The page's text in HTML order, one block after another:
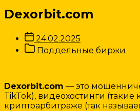
Dexorbit.com
Дата
записи
24.02.2025
Категории
Записи
Поддельные биржи
Dexorbit.com — это
TikTok), видеохостинги
криптоарбитраже (так